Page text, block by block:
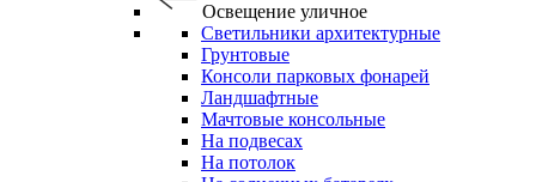
Освещение уличное
Светильники архитектурные
Грунтовые
Консоли парковых фонарей
Ландшафтные
Мачтовые консольные
На подвесах
На потолок